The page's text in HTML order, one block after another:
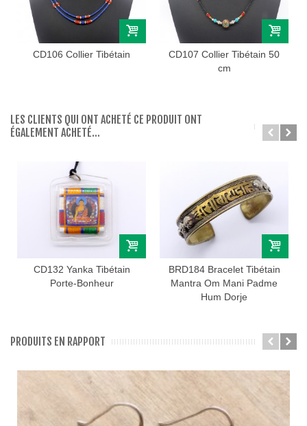
CD106 Collier Tibétain
CD107 Collier Tibétain 50
cm
LES CLIENTS QUI ONT ACHETÉ CE PRODUIT ONT
ÉGALEMENT ACHETÉ...
CD132 Yanka Tibétain
Porte-Bonheur
BRD184 Bracelet Tibétain
Mantra Om Mani Padme
Hum Dorje
PRODUITS EN RAPPORT